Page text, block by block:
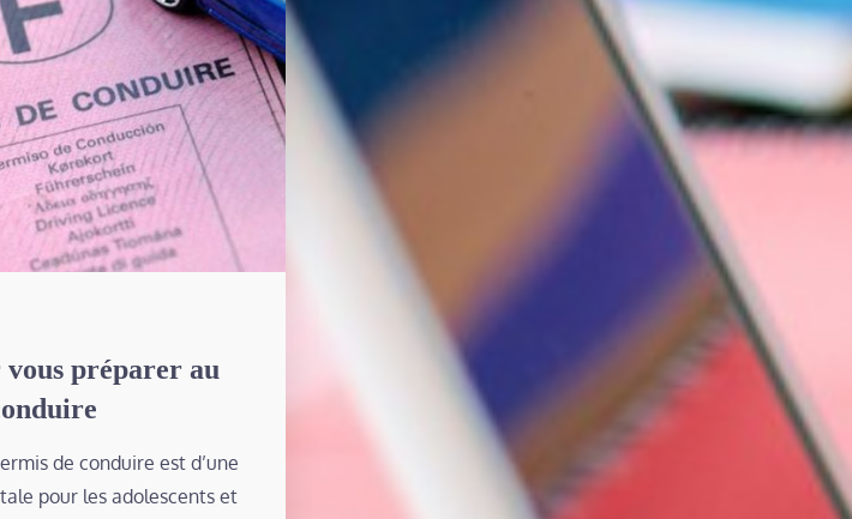
préparer au
de conduire est d’une
pour les adolescents et